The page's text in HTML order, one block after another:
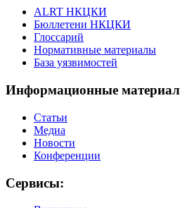
ALRT НКЦКИ
Бюллетени НКЦКИ
Глоссарий
Нормативные материалы
База уязвимостей
Информационные
Статьи
Медиа
Новости
Конференции
Сервисы: